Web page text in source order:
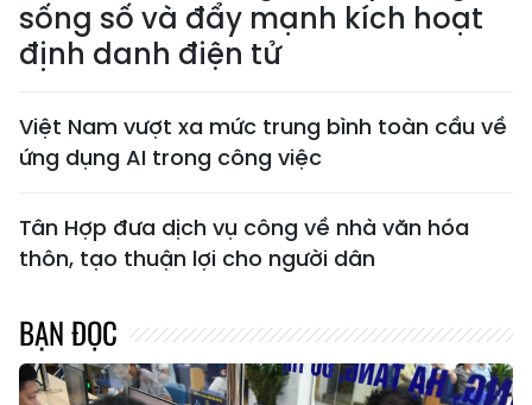
sống số và đẩy mạnh kích hoạt
định danh điện tử
Việt Nam vượt xa mức trung bình toàn cầu về
ứng dụng AI trong công việc
Tân Hợp đưa dịch vụ công về nhà văn hóa
thôn, tạo thuận lợi cho người dân
BẠN ĐỌC